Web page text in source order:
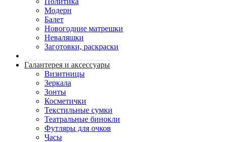
Модерн
Балет
Новогодние матрешки
Неваляшки
Заготовки, раскраски
Галантерея и аксессуары
Визитницы
Зеркала
Зонты
Косметички
Текстильные сумки
Театральные бинокли
Футляры для очков
Часы